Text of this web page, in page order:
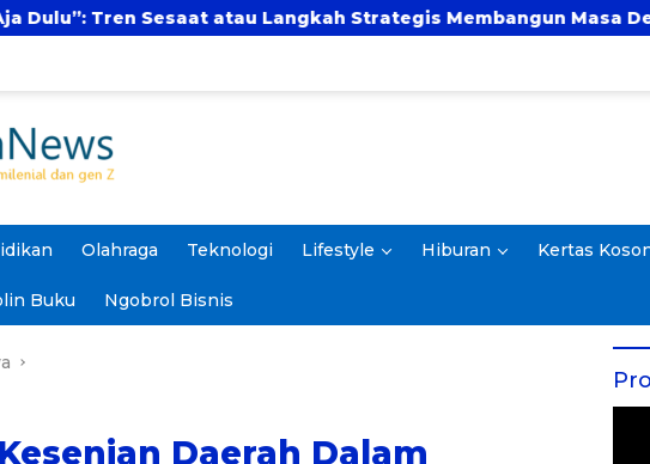
atau Langkah Strategis Membangun Masa Depan?
Olahraga Teknologi Lifestyle Hiburan Kertas
Buku Ngobrol Bisnis
Daerah Dalam